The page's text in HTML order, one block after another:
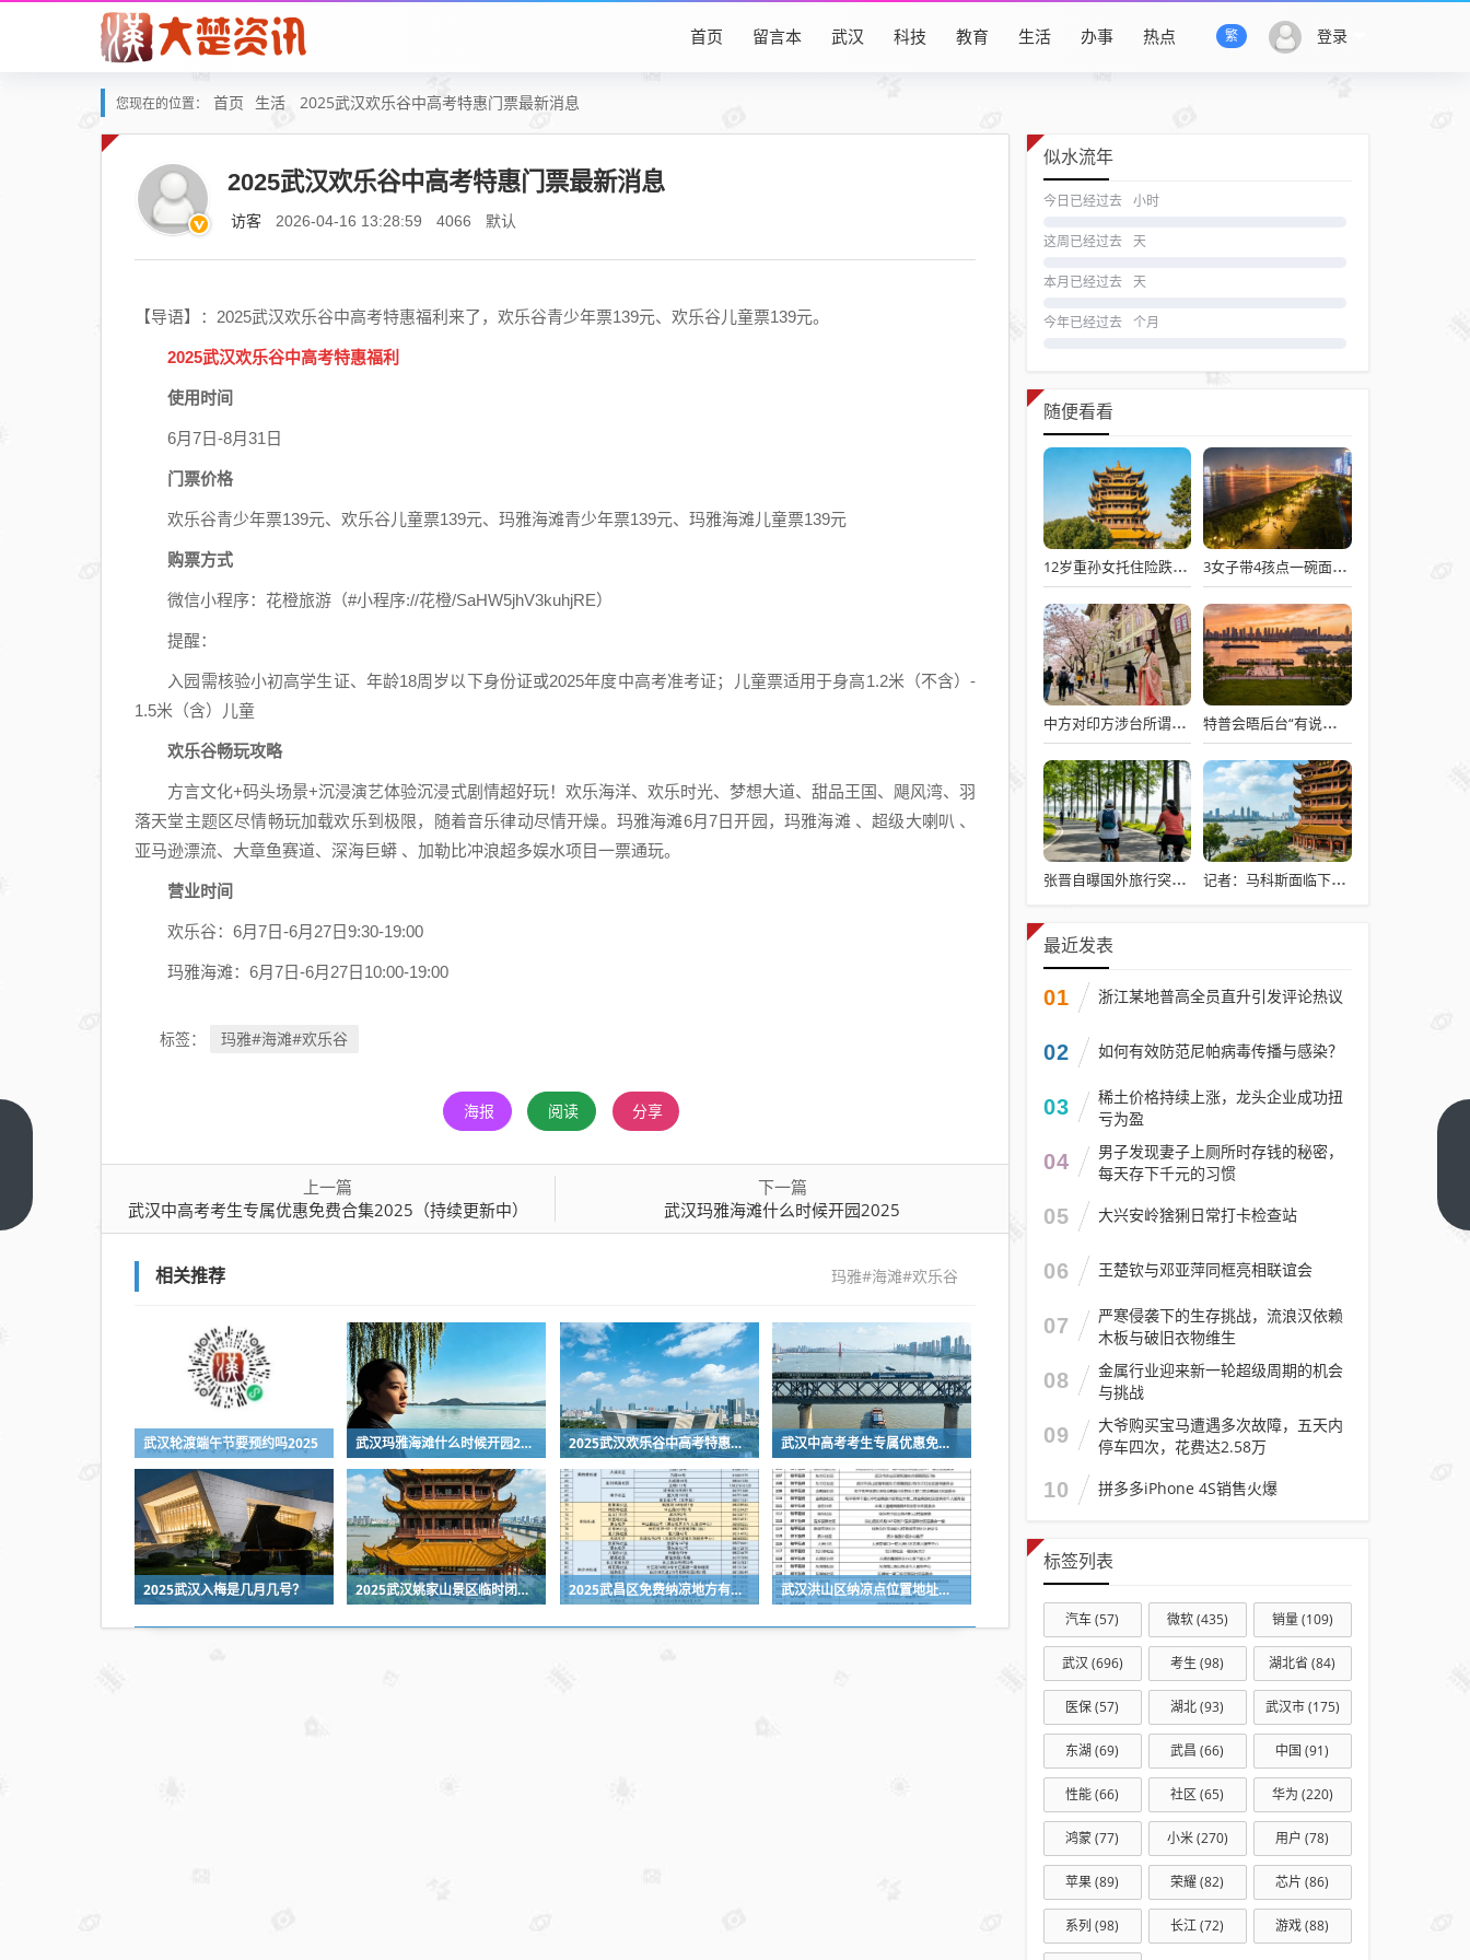
登录
繁
首页 留言本 武汉 科技 教育 生活 办事 热点
您现在的位置： 首页 生活 2025武汉欢乐谷中高考特惠门票最新消息
2025武汉欢乐谷中高考特惠门票最新消息
访客 2026-04-16 13:28:59 4066 默认
【导语】：2025武汉欢乐谷中高考特惠福利来了，欢乐谷青少年票139元、欢乐谷儿童票139元。
2025武汉欢乐谷中高考特惠福利
使用时间
6月7日-8月31日
门票价格
欢乐谷青少年票139元、欢乐谷儿童票139元、玛雅海滩青少年票139元、玛雅海滩儿童票139元
购票方式
微信小程序：花橙旅游（#小程序://花橙/SaHW5jhV3kuhjRE）
提醒：
入园需核验小初高学生证、年龄18周岁以下身份证或2025年度中高考准考证；儿童票适用于身高1.2米（不含）-
1.5米（含）儿童
欢乐谷畅玩攻略
方言文化+码头场景+沉浸演艺体验沉浸式剧情超好玩！欢乐海洋、欢乐时光、梦想大道、甜品王国、飓风湾、羽
落天堂主题区尽情畅玩加载欢乐到极限，随着音乐律动尽情开燥。玛雅海滩6月7日开园，玛雅海滩 、超级大喇叭 、
亚马逊漂流、大章鱼赛道、深海巨蟒 、加勒比冲浪超多娱水项目一票通玩。
营业时间
欢乐谷：6月7日-6月27日9:30-19:00
玛雅海滩：6月7日-6月27日10:00-19:00
标签： 玛雅#海滩#欢乐谷
海报 阅读 分享
上一篇
武汉中高考考生专属优惠免费合集2025（持续更新中）
下一篇
武汉玛雅海滩什么时候开园2025
考考生专
相关推荐 玛雅#海滩#欢乐谷
武汉轮渡端午节要预约吗2025 武汉玛雅海滩什么时候开园2025 2025武汉欢乐谷中高考特惠门票最新消息 武汉中高考考生专属优惠免费合集2025（持续更新中）
2025武汉入梅是几月几号？ 2025武汉姚家山景区临时闭园公告 2025武昌区免费纳凉地方有哪些? 武汉洪山区纳凉点位置地址及电话号码一览表2025
似水流年
今日已经过去 小时
这周已经过去 天
本月已经过去 天
今年已经过去 个月
随便看看
12岁重孙女托住险跌倒的92岁太爷爷 3女子带4孩点一碗面多次免费续面
中方对印方涉台所谓“澄清”感到意外 特普会晤后台“有说有笑”愉快交流
张晋自曝国外旅行突发心脏病险丧命 记者：马科斯面临下台危机
最近发表
01 浙江某地普高全员直升引发评论热议
02 如何有效防范尼帕病毒传播与感染？
03
稀土价格持续上涨，龙头企业成功扭
亏为盈
04
男子发现妻子上厕所时存钱的秘密，
每天存下千元的习惯
05 大兴安岭猞猁日常打卡检查站
06 王楚钦与邓亚萍同框亮相联谊会
07
严寒侵袭下的生存挑战，流浪汉依赖
木板与破旧衣物维生
08
金属行业迎来新一轮超级周期的机会
与挑战
09
大爷购买宝马遭遇多次故障，五天内
停车四次，花费达2.58万
10 拼多多iPhone 4S销售火爆
标签列表
汽车(57) 微软(435) 销量(109)
武汉 (696) 考生 (98) 湖北省 (84)
医保(57) 湖北(93) 武汉市(175)
东湖 (69) 武昌 (66) 中国 (91)
性能(66) 社区 (65) 华为 (220)
鸿蒙(77) 小米(270) 用户 (78)
苹果(89) 荣耀(82) 芯片 (86)
系列 (98) 长江(72) 游戏(88)